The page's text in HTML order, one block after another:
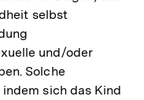
selbst
und/oder
Solche
sich das Kind